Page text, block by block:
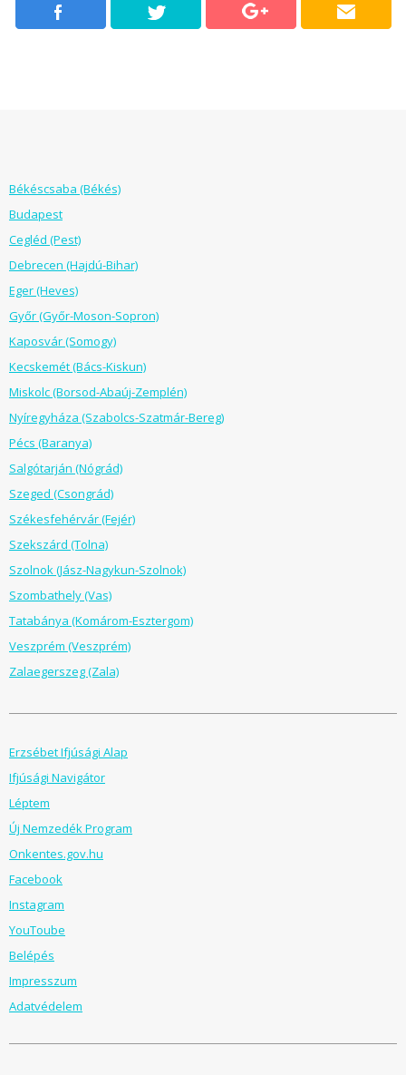
Békéscsaba (Békés)
Budapest
Cegléd (Pest)
Debrecen (Hajdú-Bihar)
Eger (Heves)
Győr (Győr-Moson-Sopron)
Kaposvár (Somogy)
Kecskemét (Bács-Kiskun)
Miskolc (Borsod-Abaúj-Zemplén)
Nyíregyháza (Szabolcs-Szatmár-Bereg)
Pécs (Baranya)
Salgótarján (Nógrád)
Szeged (Csongrád)
Székesfehérvár (Fejér)
Szekszárd (Tolna)
Szolnok (Jász-Nagykun-Szolnok)
Szombathely (Vas)
Tatabánya (Komárom-Esztergom)
Veszprém (Veszprém)
Zalaegerszeg (Zala)
Erzsébet Ifjúsági Alap
Ifjúsági Navigátor
Léptem
Új Nemzedék Program
Onkentes.gov.hu
Facebook
Instagram
YouToube
Belépés
Impresszum
Adatvédelem